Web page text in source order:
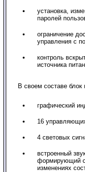
установка,
паролей
ограничение
управления с
контроль
источника
В своем составе блок
графический
16
4 световых
встроенный
формирующий
изменениях